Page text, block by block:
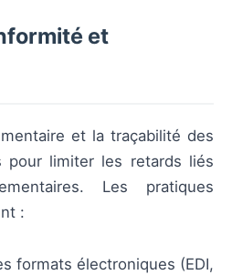
et
et la traçabilité des
pour limiter les retards liés
Les pratiques
:
formats électroniques (EDI,